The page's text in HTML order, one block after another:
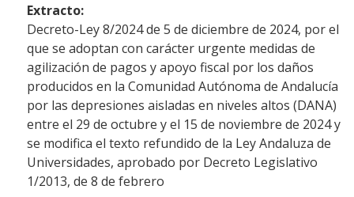
Extracto:
Decreto-Ley 8/2024 de 5 de diciembre de 2024, por el
que se adoptan con carácter urgente medidas de
agilización de pagos y apoyo fiscal por los daños
producidos en la Comunidad Autónoma de Andalucía
por las depresiones aisladas en niveles altos (DANA)
entre el 29 de octubre y el 15 de noviembre de 2024 y
se modifica el texto refundido de la Ley Andaluza de
Universidades, aprobado por Decreto Legislativo
1/2013, de 8 de febrero